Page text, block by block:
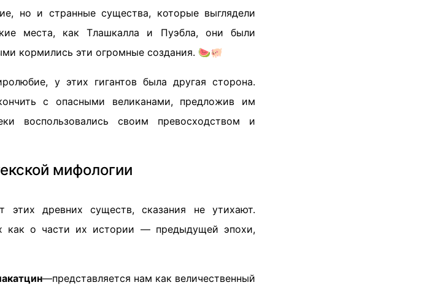
но и странные существа, которые выглядели
места, как Тлашкалла и Пуэбла, они были
кормились эти огромные создания. 🍉🐖
у этих гигантов была другая сторона.
с опасными великанами, предложив им
воспользовались своим превосходством и
мифологии
этих древних существ, сказания не утихают.
как о части их истории — предыдущей эпохи,
—представляется нам как величественный